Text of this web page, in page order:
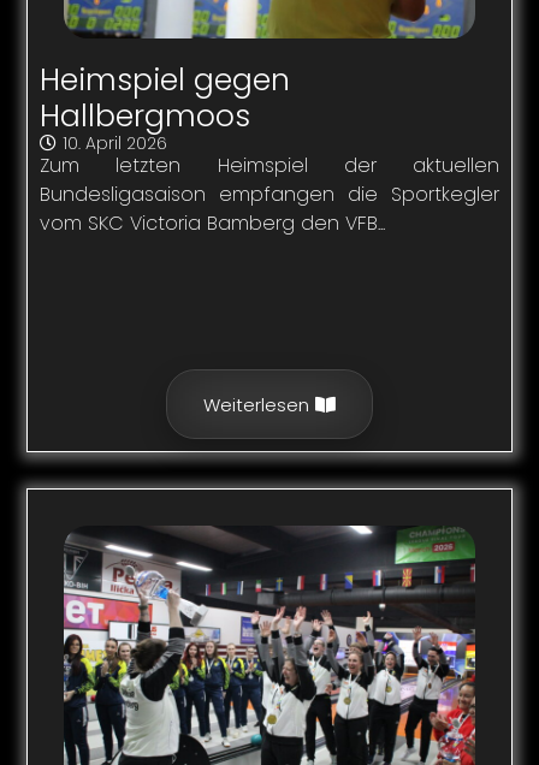
Heimspiel gegen
Hallbergmoos
10. April 2026
Zum letzten Heimspiel der aktuellen
Bundesligasaison empfangen die Sportkegler
vom SKC Victoria Bamberg den VFB...
Weiterlesen